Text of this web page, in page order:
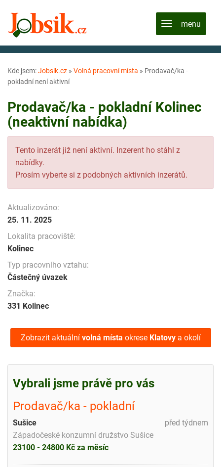
Kde jsem:Jobsik.cz » Volná pracovní místa » Prodavač/ka -
pokladní není aktivní
Prodavač/ka - pokladní Kolinec
(neaktivní nabídka)
Tento inzerát již není aktivní. Inzerent ho stáhl z
nabídky.
Prosím vyberte si z podobných aktivních inzerátů.
Aktualizováno:
25. 11. 2025
Lokalita pracoviště:
Kolinec
Typ pracovního vztahu:
Částečný úvazek
Značka:
331 Kolinec
Zobrazit aktuální volná místa okrese Klatovya okolí
Vybrali jsme právě pro vás
Prodavač/ka - pokladní
před týdnem
Sušice
Západočeské konzumní družstvo Sušice
23100 - 24800 Kč za měsíc